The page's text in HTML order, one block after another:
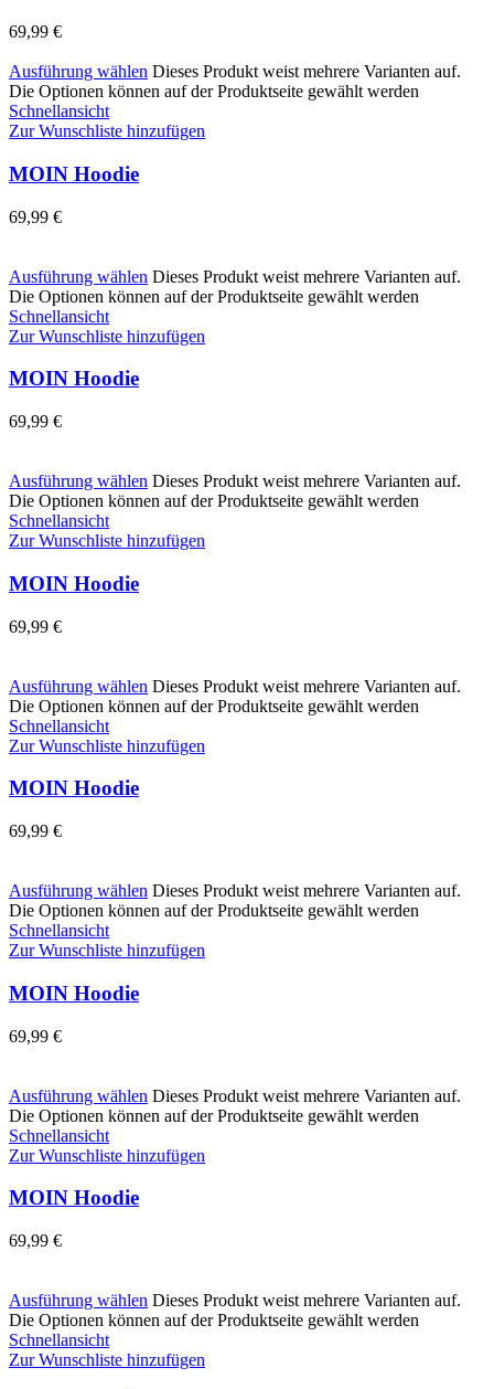
69,99 €
Ausführung wählen Dieses Produkt weist mehrere Varianten auf.
Die Optionen können auf der Produktseite gewählt werden
Schnellansicht
Zur Wunschliste hinzufügen
MOIN Hoodie
69,99 €
Ausführung wählen Dieses Produkt weist mehrere Varianten auf.
Die Optionen können auf der Produktseite gewählt werden
Schnellansicht
Zur Wunschliste hinzufügen
MOIN Hoodie
69,99 €
Ausführung wählen Dieses Produkt weist mehrere Varianten auf.
Die Optionen können auf der Produktseite gewählt werden
Schnellansicht
Zur Wunschliste hinzufügen
MOIN Hoodie
69,99 €
Ausführung wählen Dieses Produkt weist mehrere Varianten auf.
Die Optionen können auf der Produktseite gewählt werden
Schnellansicht
Zur Wunschliste hinzufügen
MOIN Hoodie
69,99 €
Ausführung wählen Dieses Produkt weist mehrere Varianten auf.
Die Optionen können auf der Produktseite gewählt werden
Schnellansicht
Zur Wunschliste hinzufügen
MOIN Hoodie
69,99 €
Ausführung wählen Dieses Produkt weist mehrere Varianten auf.
Die Optionen können auf der Produktseite gewählt werden
Schnellansicht
Zur Wunschliste hinzufügen
MOIN Hoodie
69,99 €
Ausführung wählen Dieses Produkt weist mehrere Varianten auf.
Die Optionen können auf der Produktseite gewählt werden
Schnellansicht
Zur Wunschliste hinzufügen